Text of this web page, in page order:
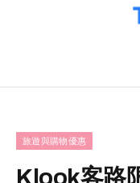
旅遊與購物優惠